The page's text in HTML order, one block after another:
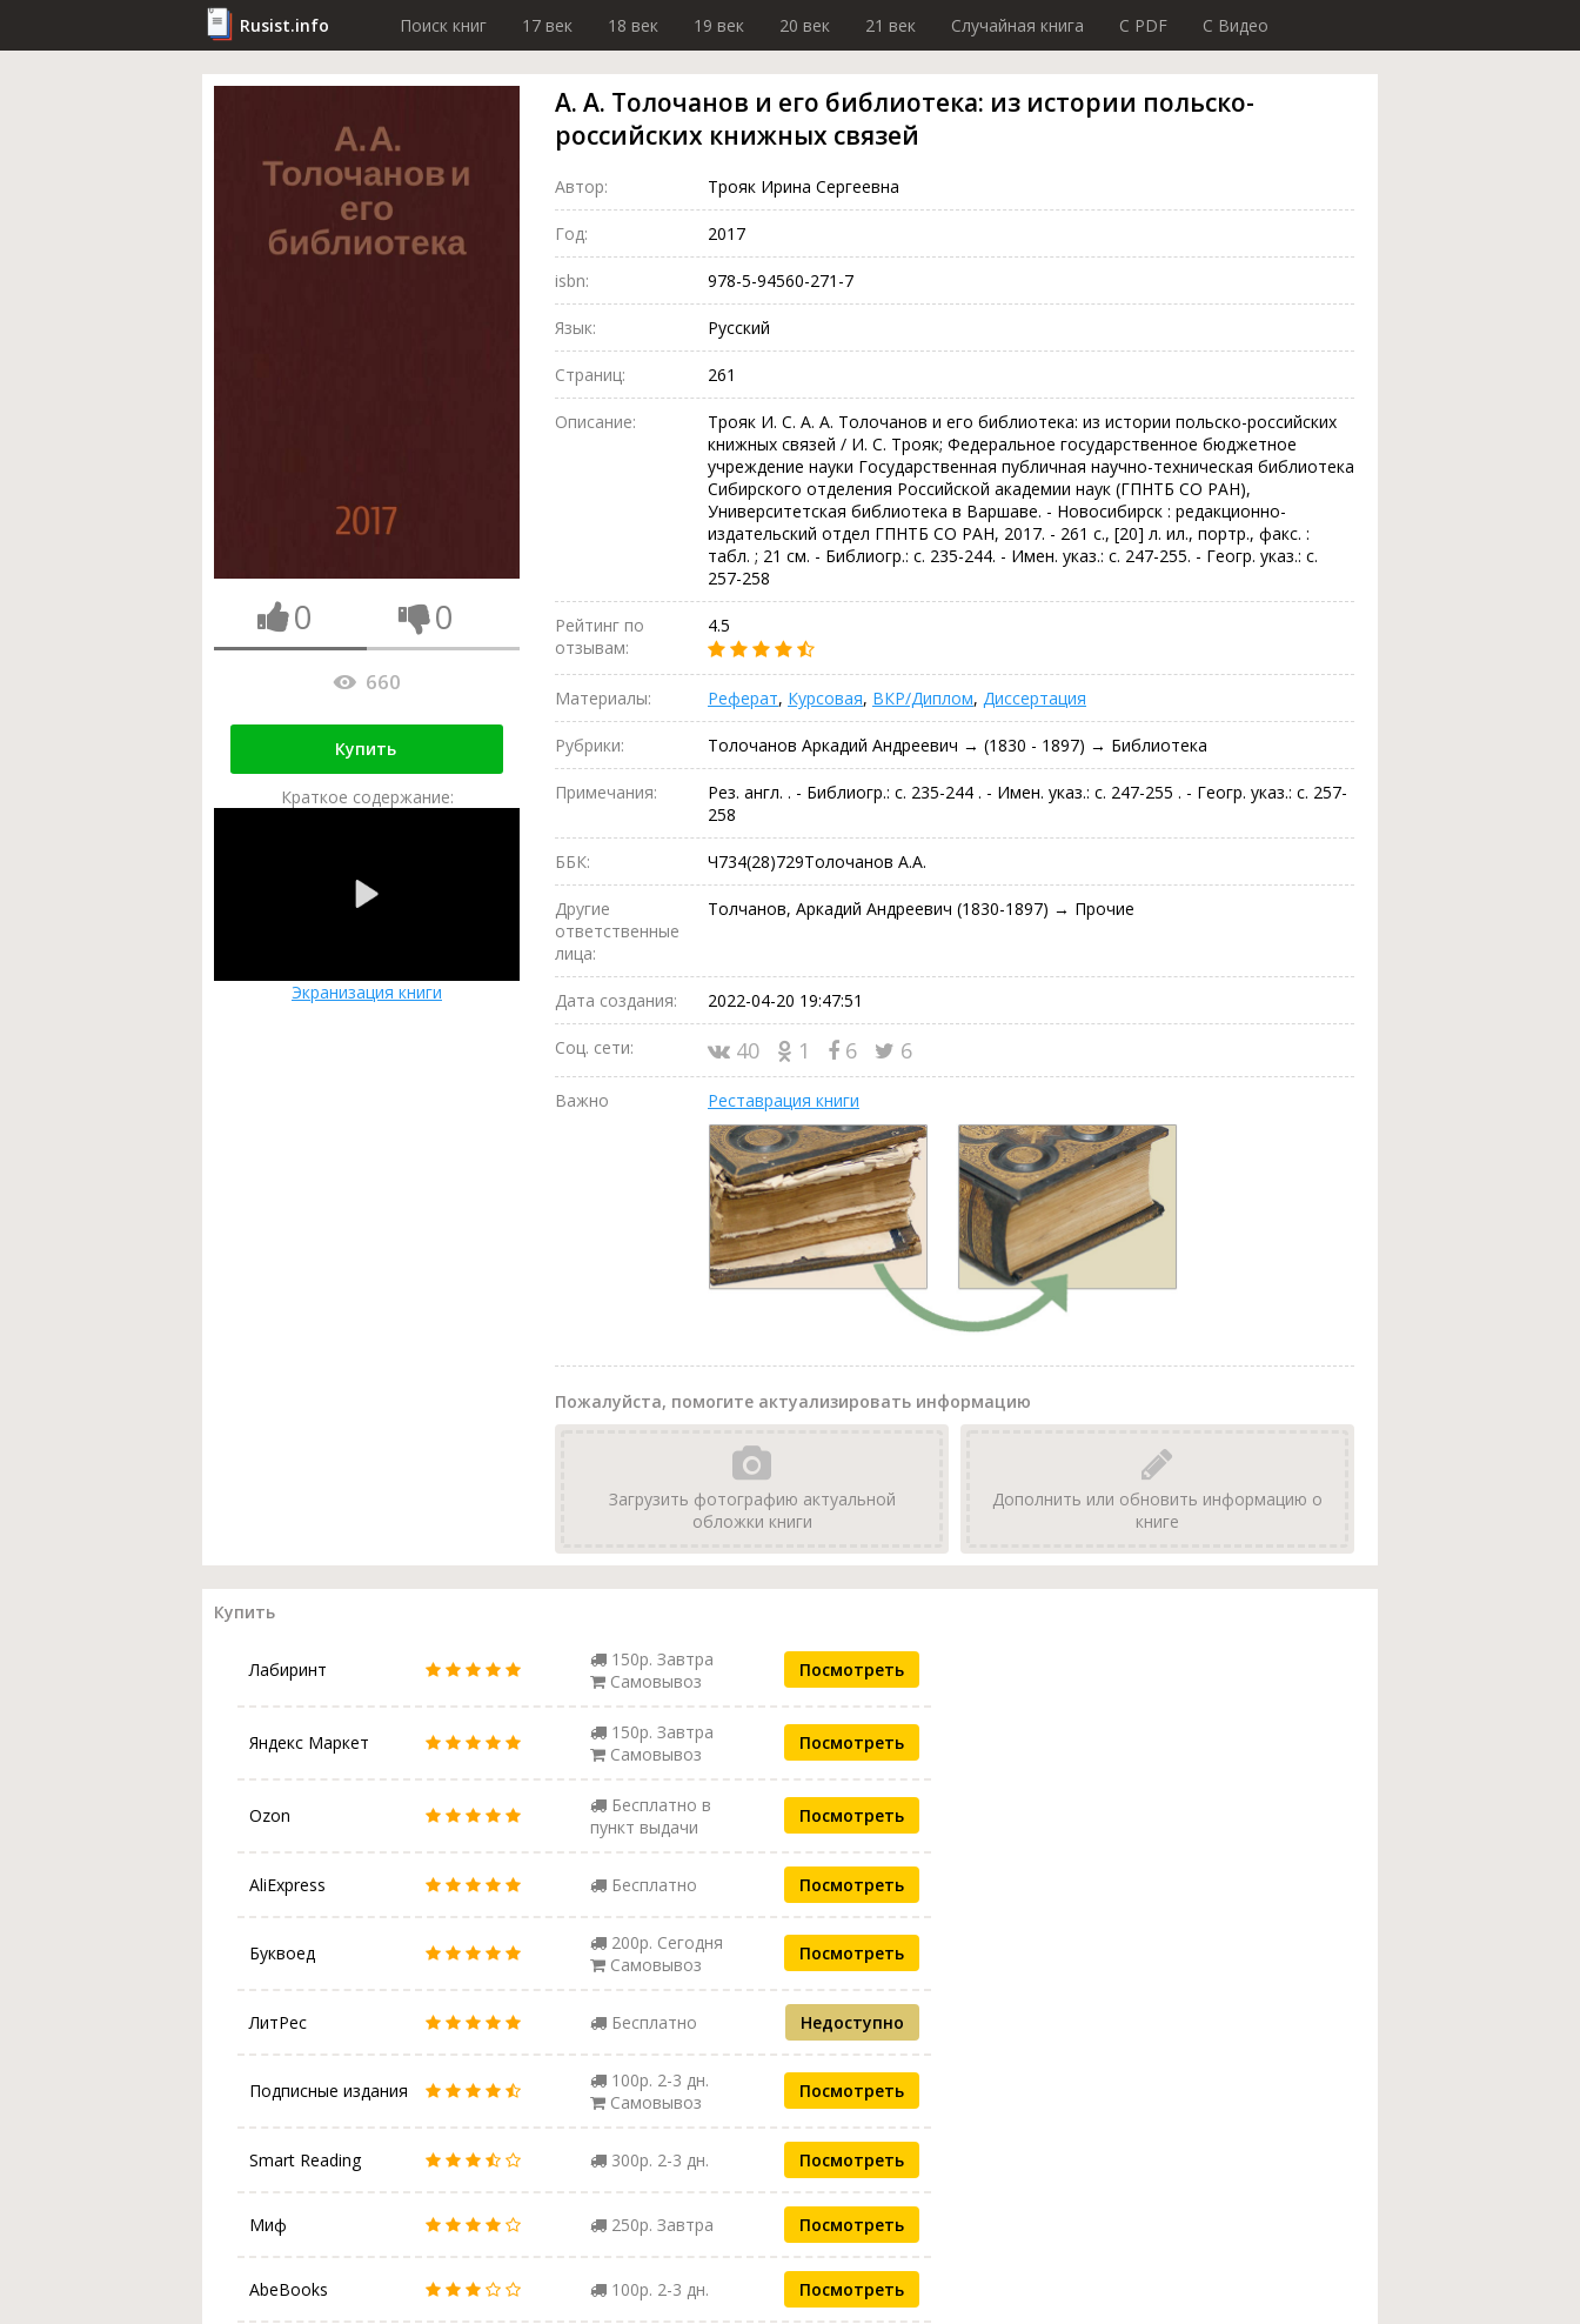
Rusist.info Поиск книг 17 век 18 век 19 век 20 век 21 век Случайная книга C PDF C Видео
0 0
660
Купить
Краткое содержание:
Экранизация книги
А. А. Толочанов и его библиотека: из истории польско-
российских книжных связей
Автор: Трояк Ирина Сергеевна
Год: 2017
isbn: 978-5-94560-271-7
Язык: Русский
Страниц: 261
Описание:
Трояк И. С. А. А. Толочанов и его библиотека: из истории польско-российских
книжных связей / И. С. Трояк; Федеральное государственное бюджетное
учреждение науки Государственная публичная научно-техническая библиотека
Сибирского отделения Российской академии наук (ГПНТБ СО РАН),
Университетская библиотека в Варшаве. - Новосибирск : редакционно-
издательский отдел ГПНТБ СО РАН, 2017. - 261 с., [20] л. ил., портр., факс. :
табл. ; 21 см. - Библиогр.: с. 235-244. - Имен. указ.: с. 247-255. - Геогр. указ.: с.
257-258
Рейтинг по
отзывам:
4.5
Материалы: Реферат, Курсовая, ВКР/Диплом, Диссертация
Рубрики: Толочанов Аркадий Андреевич → (1830 - 1897) → Библиотека
Примечания:
Рез. англ. . - Библиогр.: с. 235-244 . - Имен. указ.: с. 247-255 . - Геогр. указ.: с. 257-
258
ББК: Ч734(28)729Толочанов А.А.
Другие
ответственные
лица:
Толчанов, Аркадий Андреевич (1830-1897) → Прочие
Дата создания: 2022-04-20 19:47:51
Соц. сети: 40 1 6 6
Важно Реставрация книги
Пожалуйста, помогите актуализировать информацию
Загрузить фотографию актуальной
обложки книги
Дополнить или обновить информацию о
книге
Купить
Лабиринт
150р. Завтра
Самовывоз
Посмотреть
Яндекс Маркет
150р. Завтра
Самовывоз
Посмотреть
Ozon
Бесплатно в
пункт выдачи
Посмотреть
AliExpress Бесплатно Посмотреть
Буквоед
200р. Сегодня
Самовывоз
Посмотреть
ЛитРес Бесплатно Недоступно
Подписные издания
100р. 2-3 дн.
Самовывоз
Посмотреть
Smart Reading 300р. 2-3 дн. Посмотреть
Миф 250р. Завтра Посмотреть
AbeBooks 100р. 2-3 дн. Посмотреть